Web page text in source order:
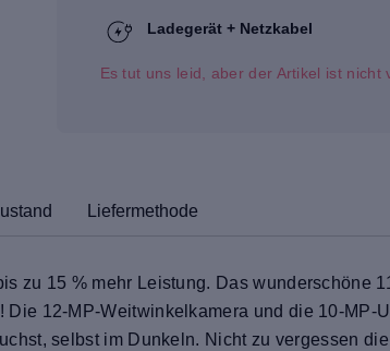
Ladegerät + Netzkabel
Es tut uns leid, aber der Artikel ist nicht
Liefermethode
zu 15 % mehr Leistung. Das wunderschöne
12-MP-Weitwinkelkamera und die 10-
selbst im Dunkeln. Nicht zu vergessen